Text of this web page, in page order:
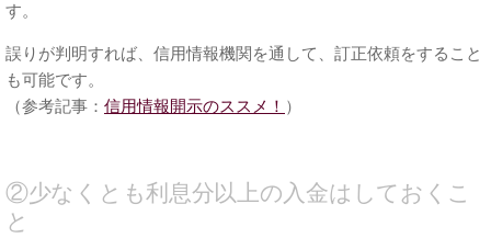
す。
誤りが判明すれば、信用情報機関を通して、訂正依頼をすること
も可能です。
（参考記事： 信用情報開示のススメ！ ）
②少なくとも利息分以上の入金はしておくこ
と